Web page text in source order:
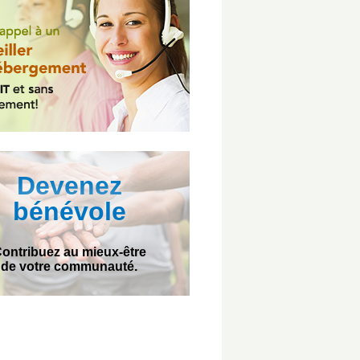
Devenez
bénévole
au mieux-être
de votre communauté.